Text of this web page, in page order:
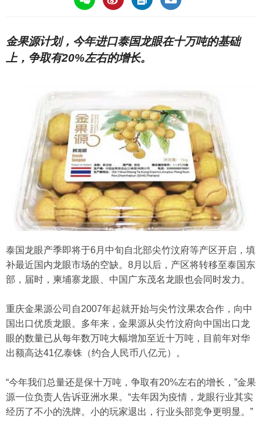
金果源计划，今年进口泰国龙眼在十万吨的基础
上，争取有20%左右的增长。
泰国龙眼产季即将于6月中旬自北部尖竹汶府等产区开启，填
补最近国内龙眼市场的空缺。8月以后，产区将转移至泰国东
部，届时，柬埔寨龙眼、中国广东茂名龙眼也会同时发力。
重庆金果源公司自2007年起就开始与尖竹汶果农合作，向中
国出口优质龙眼。多年来，金果源从尖竹汶府向中国出口龙
眼的数量已从每年数万吨大幅增加至近十万吨，目前年对华
出额高达41亿泰铢（约合人民币八亿元）。
“今年我们总量还是保十万吨，争取有20%左右的增长，”金果
源一位负责人告诉亚洲水果。“去年因为疫情，龙眼行业其实
经历了不小的洗牌。小的玩家退出，行业头部竞争更明显。”